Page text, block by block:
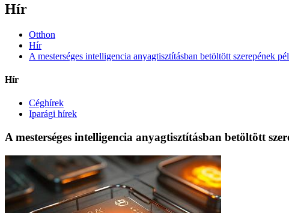
Hír
Otthon
Hír
A mesterséges intelligencia anyagtisztításban betöltött szerepének
Hír
Céghírek
Iparági hírek
A mesterséges intelligencia anyagtisztításban betöltött